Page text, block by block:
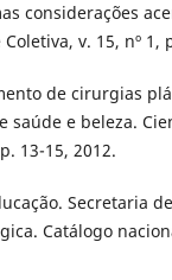
considerações
v. 15, nº 1,
de cirurgias
saúde e beleza.
13-15, 2012.
Secretaria
Catálogo